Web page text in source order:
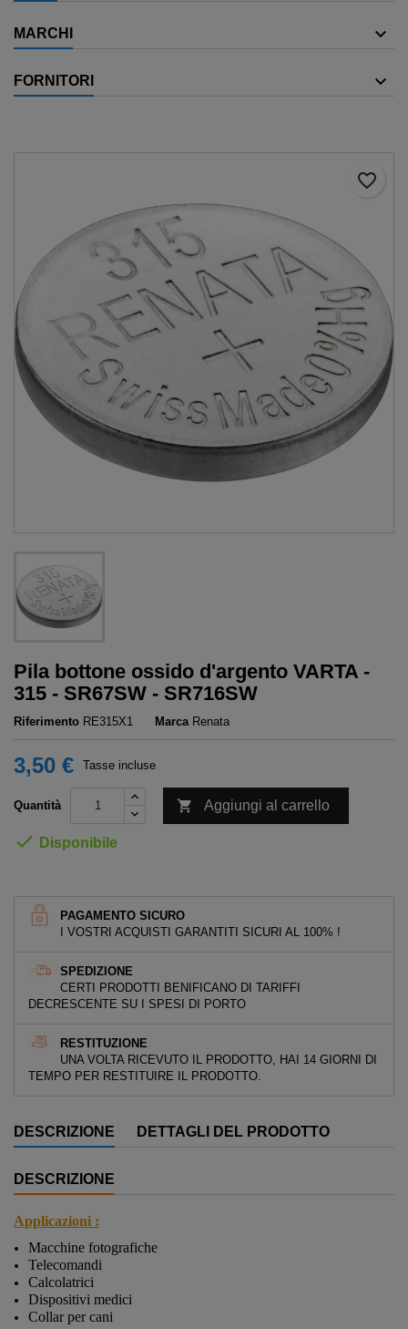
MARCHI
FORNITORI
favorite_border
Pila bottone ossido d'argento VARTA -
315 - SR67SW - SR716SW
Riferimento RE315X1 Marca Renata
3,50 € Tasse incluse
Quantità  Aggiungi al carrello
 Disponibile
PAGAMENTO SICURO
I VOSTRI ACQUISTI GARANTITI SICURI AL 100% !
SPEDIZIONE
CERTI PRODOTTI BENIFICANO DI TARIFFI
DECRESCENTE SU I SPESI DI PORTO
RESTITUZIONE
UNA VOLTA RICEVUTO IL PRODOTTO, HAI 14 GIORNI DI
TEMPO PER RESTITUIRE IL PRODOTTO.
DESCRIZIONE DETTAGLI DEL PRODOTTO
DESCRIZIONE
Applicazioni :
Macchine fotografiche
Telecomandi
Calcolatrici
Dispositivi medici
Collar per cani